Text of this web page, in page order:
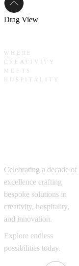
Drag View
WHERE
CREATIVITY
MEETS
HOSPITALITY
Celebrating a decade of
excellence crafting
bespoke solutions in
creativity, hospitality,
and innovation.
Explore endless
possibilities today.